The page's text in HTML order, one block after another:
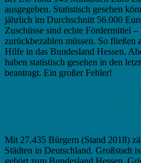
ausgegeben. Statistisch gesehen
jährlich im Durchschnitt 56.000
Zuschüsse sind echte Fördermittel
zurückbezahlen müssen. So
Hilfe in das Bundesland Hessen.
haben statistisch gesehen in den
beantragt. Ein großer Fehler!
Mit 27.435 Bürgern (Stand 2018)
Städten in Deutschland. Großstadt
gehört zum Bundesland Hessen.